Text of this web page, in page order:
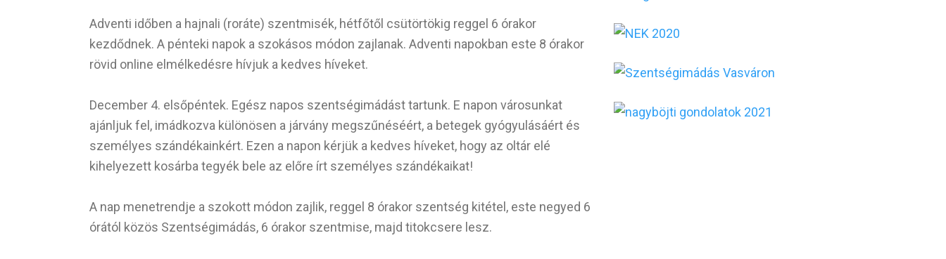
Adventi időben a hajnali (roráte) szentmisék, hétfőtől csütörtökig reggel 6 órakor
kezdődnek. A pénteki napok a szokásos módon zajlanak. Adventi napokban este 8 órakor
rövid online elmélkedésre hívjuk a kedves híveket.
December 4. elsőpéntek. Egész napos szentségimádást tartunk. E napon városunkat
ajánljuk fel, imádkozva különösen a járvány megszűnéséért, a betegek gyógyulásáért és
személyes szándékainkért. Ezen a napon kérjük a kedves híveket, hogy az oltár elé
kihelyezett kosárba tegyék bele az előre írt személyes szándékaikat!
A nap menetrendje a szokott módon zajlik, reggel 8 órakor szentség kitétel, este negyed 6
órától közös Szentségimádás, 6 órakor szentmise, majd titokcsere lesz.